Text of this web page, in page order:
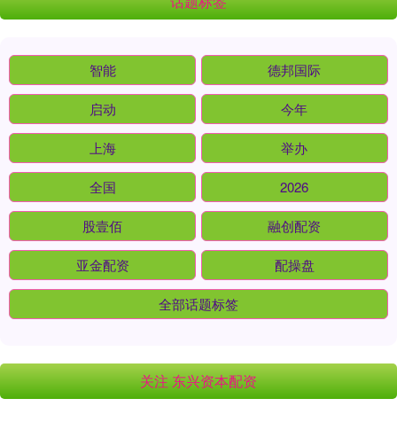
智能 德邦国际
启动 今年
上海 举办
全国 2026
股壹佰 融创配资
亚金配资 配操盘
全部话题标签
关注 东兴资本配资